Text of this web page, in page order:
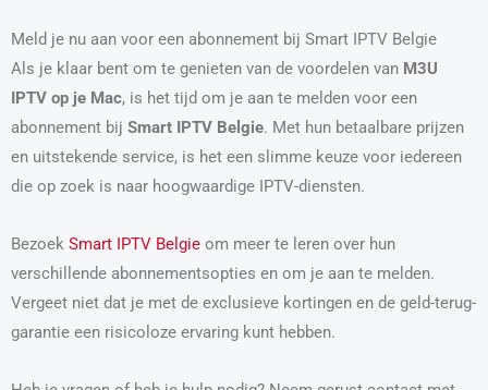
Meld je nu aan voor een abonnement bij Smart IPTV Belgie
Als je klaar bent om te genieten van de voordelen van M3U
IPTV op je Mac, is het tijd om je aan te melden voor een
abonnement bij Smart IPTV Belgie. Met hun betaalbare prijzen
en uitstekende service, is het een slimme keuze voor iedereen
die op zoek is naar hoogwaardige IPTV-diensten.
Bezoek Smart IPTV Belgie om meer te leren over hun
verschillende abonnementsopties en om je aan te melden.
Vergeet niet dat je met de exclusieve kortingen en de geld-terug-
garantie een risicoloze ervaring kunt hebben.